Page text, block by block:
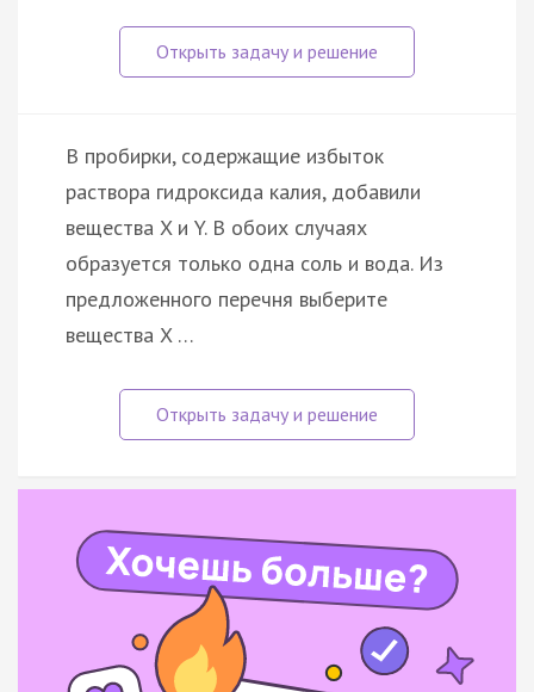
В пробирки, содержащие избыток
раствора гидроксида калия, добавили
вещества X и Y. В обоих случаях
образуется только одна соль и вода. Из
предложенного перечня выберите
вещества X …